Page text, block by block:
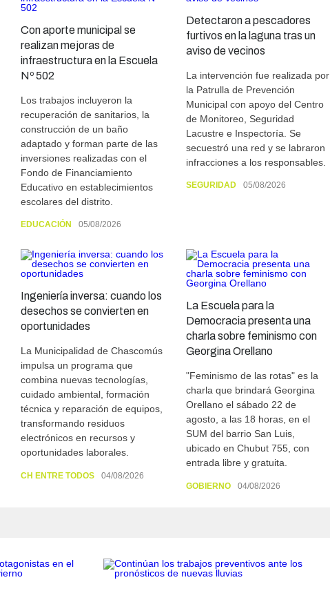
Con aporte municipal se
realizan mejoras de
infraestructura en la Escuela
Nº 502
Los trabajos incluyeron la
recuperación de sanitarios, la
construcción de un baño
adaptado y forman parte de las
inversiones realizadas con el
Fondo de Financiamiento
Educativo en establecimientos
escolares del distrito.
EDUCACIÓN 05/08/2026
Detectaron a pescadores
furtivos en la laguna tras un
aviso de vecinos
La intervención fue realizada por
la Patrulla de Prevención
Municipal con apoyo del Centro
de Monitoreo, Seguridad
Lacustre e Inspectoría. Se
secuestró una red y se labraron
infracciones a los responsables.
SEGURIDAD 05/08/2026
Ingeniería inversa: cuando los
desechos se convierten en
oportunidades
La Municipalidad de Chascomús
impulsa un programa que
combina nuevas tecnologías,
cuidado ambiental, formación
técnica y reparación de equipos,
transformando residuos
electrónicos en recursos y
oportunidades laborales.
CH ENTRE TODOS 04/08/2026
La Escuela para la
Democracia presenta una
charla sobre feminismo con
Georgina Orellano
"Feminismo de las rotas" es la
charla que brindará Georgina
Orellano el sábado 22 de
agosto, a las 18 horas, en el
SUM del barrio San Luis,
ubicado en Chubut 755, con
entrada libre y gratuita.
GOBIERNO 04/08/2026